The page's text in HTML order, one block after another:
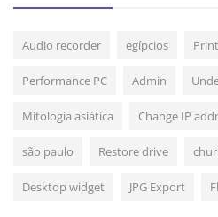
Audio recorder egípcios
Performance PC Admin
Mitologia asiática Change IP
são paulo Restore drive
Desktop widget JPG Export